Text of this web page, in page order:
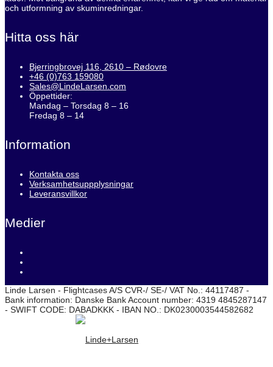
och utformning av skuminredningar.
Hitta oss här
Bjerringbrovej 116, 2610 – Rødovre
+46 (0)763 159080
Sales@LindeLarsen.com
Öppettider:
Mandag – Torsdag 8 – 16
Fredag 8 – 14
Information
Kontakta oss
Verksamhetsuppplysningar
Leveransvillkor
Medier
Linde Larsen - Flightcases A/S CVR-/ SE-/ VAT No.: 44117487 -
Bank information: Danske Bank Account number: 4319 4845287147
- SWIFT CODE: DABADKKK - IBAN NO.: DK0230003544582682